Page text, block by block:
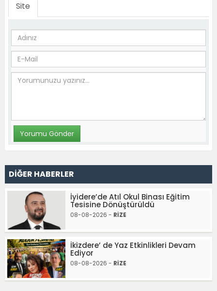
Site
DİĞER HABERLER
İyidere’de Atıl Okul Binası Eğitim
Tesisine Dönüştürüldü
08-08-2026 - RİZE
İkizdere’ de Yaz Etkinlikleri Devam
Ediyor
08-08-2026 - RİZE